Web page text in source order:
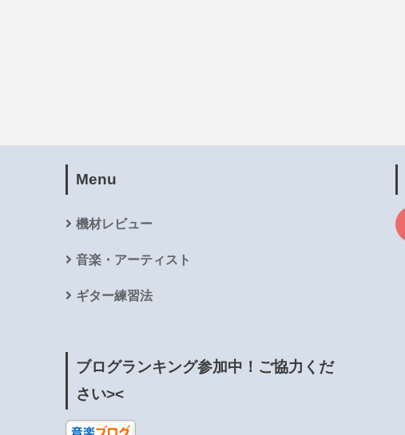
Menu
機材レビュー
音楽・アーティスト
ギター練習法
ブログランキング参加中！ご協力くだ
さい><